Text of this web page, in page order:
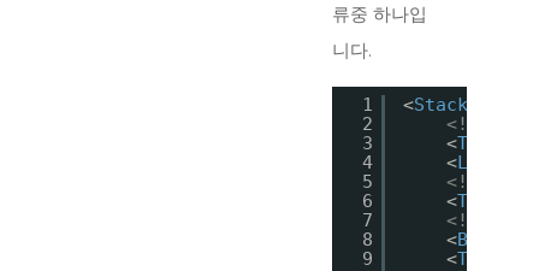
류중 하나입
니다.
1
2
3
4
5
6
7
8
9
<StackPanel
<!--문자
<
<Label
<!--사용
<TextBox
<!--버튼
<Button
<